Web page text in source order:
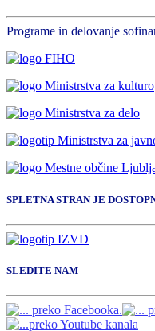
Programe in delovanje
SPLETNA STRAN JE
SLEDITE NAM